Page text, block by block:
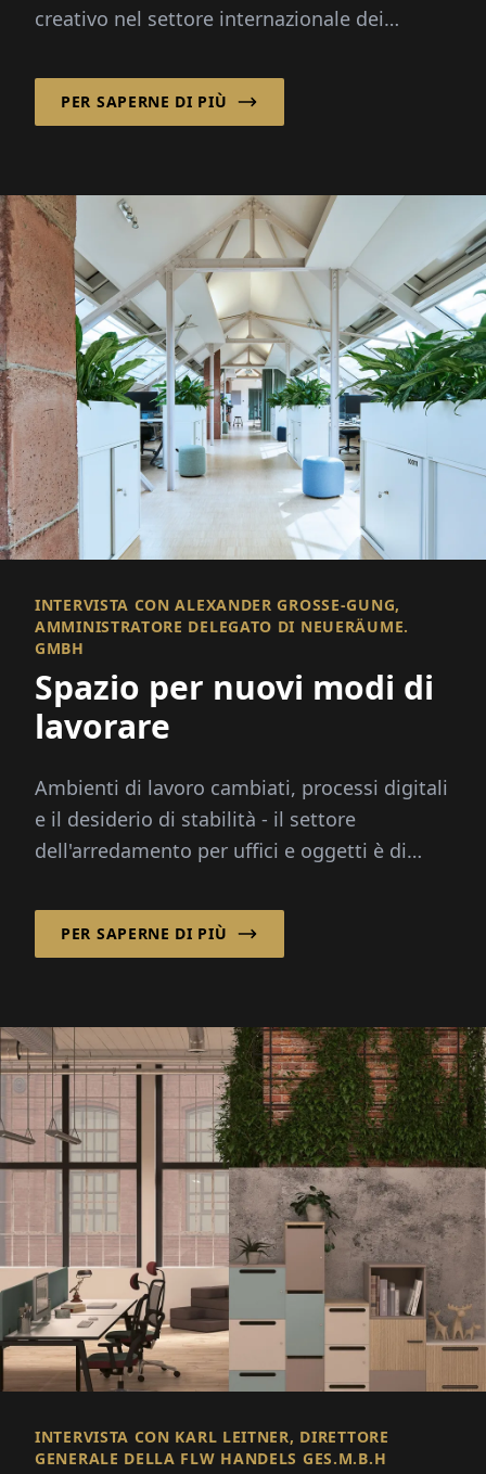
creativo nel settore internazionale dei
PER SAPERNE DI PIÙ
INTERVISTA CON ALEXANDER GROSSE-GUNG, A
MMINISTRATORE DELEGATO DI NEUERÄUME. G
MBH
Spazio per nuovi modi di
lavorare
Ambienti di lavoro cambiati, processi digitali
e il desiderio di stabilità - il settore
dell'arredamento per uffici e oggetti è di
PER SAPERNE DI PIÙ
INTERVISTA CON KARL LEITNER, DIRETTORE
GENERALE DELLA FLW HANDELS GES.M.B.H